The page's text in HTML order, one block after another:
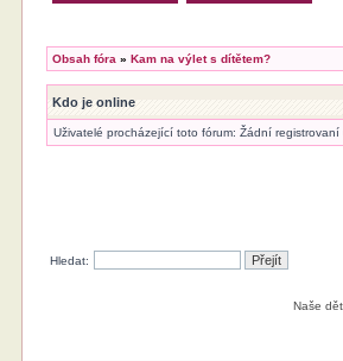
Obsah fóra »Kam na výlet s dítětem?
Kdo je online
Uživatelé procházející toto fórum: Žádní
Hledat:
Naše